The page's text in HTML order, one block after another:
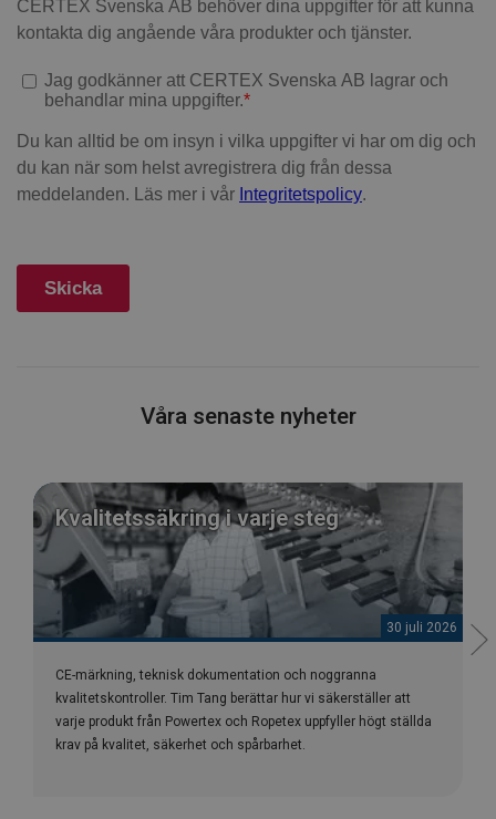
Våra senaste nyheter
Kvalitetssäkring i varje steg
30 juli 2026
CE-märkning, teknisk dokumentation och noggranna
kvalitetskontroller. Tim Tang berättar hur vi säkerställer att
varje produkt från Powertex och Ropetex uppfyller högt ställda
krav på kvalitet, säkerhet och spårbarhet.